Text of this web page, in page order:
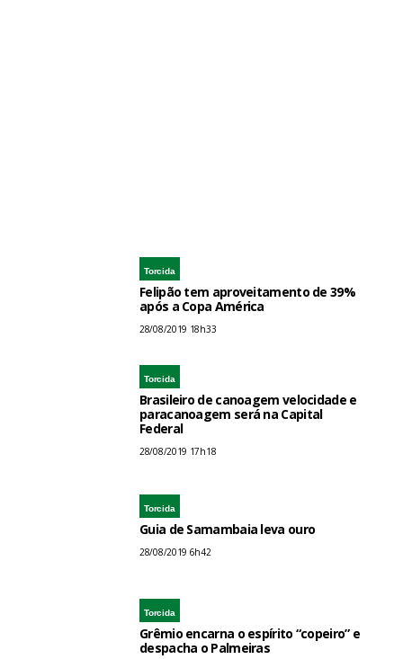
Torcida
Felipão tem aproveitamento de 39%
após a Copa América
28/08/2019 18h33
Torcida
Brasileiro de canoagem velocidade e
paracanoagem será na Capital
Federal
28/08/2019 17h18
Torcida
Guia de Samambaia leva ouro
28/08/2019 6h42
Torcida
Grêmio encarna o espírito “copeiro” e
despacha o Palmeiras